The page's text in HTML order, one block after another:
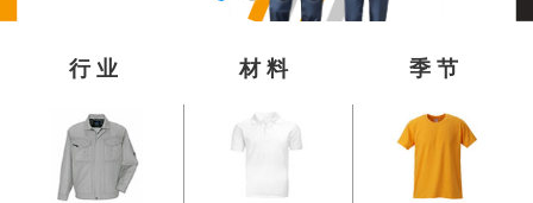
行业 材料 季节